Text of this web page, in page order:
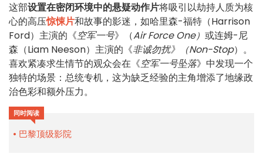
这部设置在密闭环境中的悬疑动作片将吸引以劫持人质为核
心的高压惊悚片和故事的影迷，如哈里森-福特（Harrison
Ford）主演的《空军一号》（Air Force One） 或连姆-尼
森（Liam Neeson）主演的《非诚勿扰》（Non-Stop）。
喜欢紧凑求生情节的观众会在《空军一号坠落》中发现一个
独特的场景：总统专机，这为缺乏经验的主角增添了地缘政
治色彩和额外压力。
同时阅读
巴黎顶级影院